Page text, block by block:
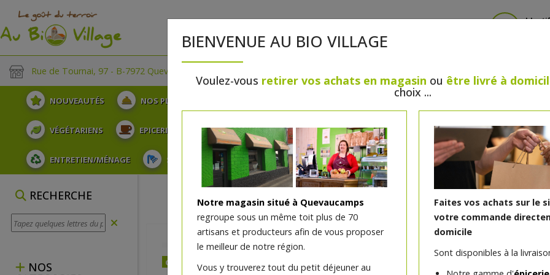
Rue de Tournai, 97 - B-7972 Quevaucamps
NOUVEAUTÉS NOS PLATEAUX
VÉGÉTARIENS EPICERIE PLATS TRAITEUR BOULANGERIE / PÂTISSERIE SANS GLUTEN, SANS
ENTRETIEN/MÉNAGE SOINS ET HYGIÈNE DU CORPS BEAUTÉ HUILES ESSENTIELLES MAISON
RECHERCHE
NOS
BIENVENUE AU BIO VILLAGE
Voulez-vous retirer vos achats en magasin ou être livré à
choix ...
Notre magasin situé à Quevaucamps
regroupe sous un même toit plus de 70
artisans et producteurs afin de vous proposer
le meilleur de notre région.
Vous y trouverez tout du petit déjeuner au
Faites vos achats sur le
votre commande
domicile
Sont disponibles à la
dès mercredi 12/08
Spa eau pétillante 1 litre